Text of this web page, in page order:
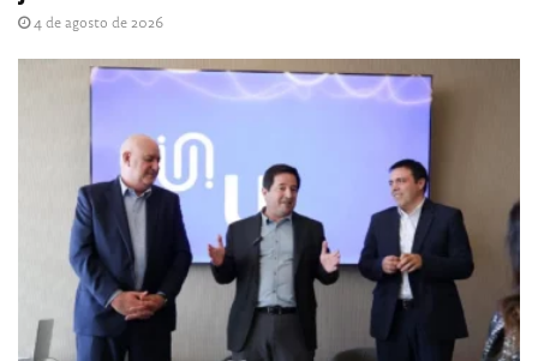
4 de agosto de 2026